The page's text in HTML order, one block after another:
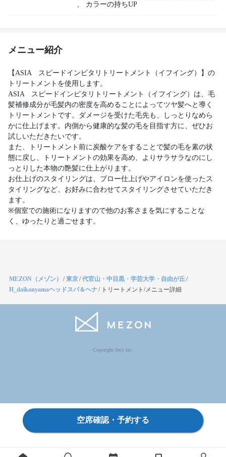
、
カラーの持ちUP
メニュー紹介
【ASIA スピードインピタリトリートメント（イフイング）】の
トリートメントを使用します。
ASIA スピードインピタリトリートメント（イフイング）は、毛
髪補修成分が毛髪内の密度を高めることによってツヤ髪へと導く
トリートメントです。ダメージを受けた毛先も、しっとりなめら
かに仕上げます。内側から健康的な髪の毛を目指す方に、ぜひお
試しいただきたいです。
また、トリートメント前に炭酸ケアをすることで髪の毛を素の状
態に戻し、トリートメントの効果を高め、よりサラサラなのにし
っとりした本物の艶髪に仕上がります。
お仕上げのスタイリングは、ブロー仕上げやアイロンを使ったス
タイリングなど、お好みに合わせてスタイリングさせていただき
ます。
※個室での施術になりますので他のお客さまを気にすることな
く、ゆったりと過ごせます。
MEZON（メゾン） /東京/代官山・中目黒・学芸大学・自由が丘/
H_daikanyamaヘッドスパ＆ヘナ/ トリートメント/メニュー詳細
Copyright Jocy inc.
空席確認・予約する